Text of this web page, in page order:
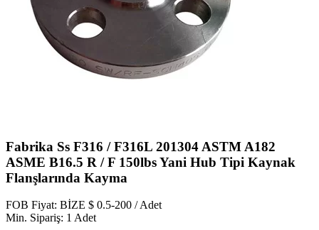
Fabrika Ss F316 / F316L 201304 ASTM A182
ASME B16.5 R / F 150lbs Yani Hub Tipi Kaynak
Flanşlarında Kayma
FOB Fiyat: BİZE $ 0.5-200 / Adet
Min. Sipariş: 1 Adet